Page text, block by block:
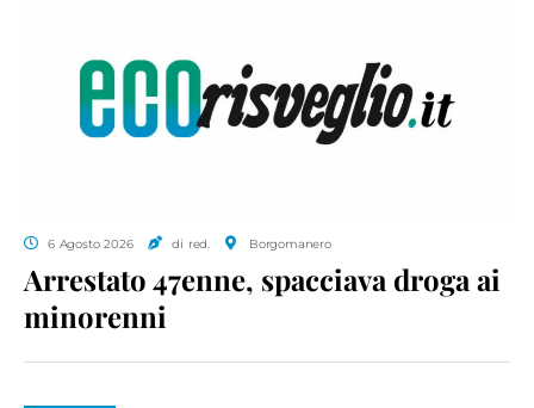
6 Agosto 2026 di red. Borgomanero
Arrestato 47enne, spacciava droga ai
minorenni